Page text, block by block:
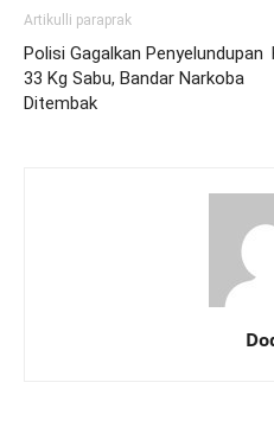
Artikulli paraprak
Polisi Gagalkan Penyelundupan
33 Kg Sabu, Bandar Narkoba
Ditembak